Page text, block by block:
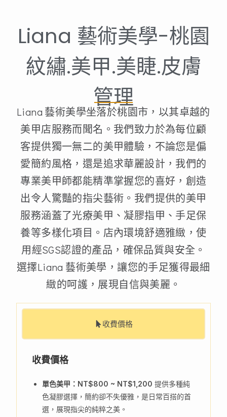
Liana 藝術美學-桃園
紋繡.美甲.美睫.皮膚
管理
Liana 藝術美學坐落於桃園市，以其卓越的
美甲店服務而聞名。我們致力於為每位顧
客提供獨一無二的美甲體驗，不論您是偏
愛簡約風格，還是追求華麗設計，我們的
專業美甲師都能精準掌握您的喜好，創造
出令人驚豔的指尖藝術。我們提供的美甲
服務涵蓋了光療美甲、凝膠指甲、手足保
養等多樣化項目。店內環境舒適雅緻，使
用經SGS認證的產品，確保品質與安全。
選擇Liana 藝術美學，讓您的手足獲得最細
緻的呵護，展現自信與美麗。
收費價格
收費價格
單色美甲：NT$800 ~ NT$1,200 提供多種純
色凝膠選擇，簡約卻不失優雅，是日常百搭的首
選，展現指尖的純粹之美。